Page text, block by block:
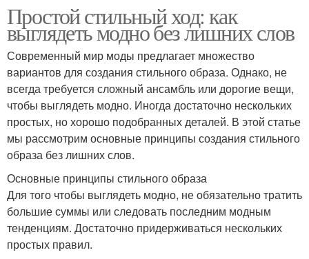
Простой стильный ход: как
выглядеть модно без лишних слов
Современный мир моды предлагает множество
вариантов для создания стильного образа. Однако, не
всегда требуется сложный ансамбль или дорогие вещи,
чтобы выглядеть модно. Иногда достаточно нескольких
простых, но хорошо подобранных деталей. В этой статье
мы рассмотрим основные принципы создания стильного
образа без лишних слов.
Основные принципы стильного образа
Для того чтобы выглядеть модно, не обязательно тратить
большие суммы или следовать последним модным
тенденциям. Достаточно придерживаться нескольких
простых правил.